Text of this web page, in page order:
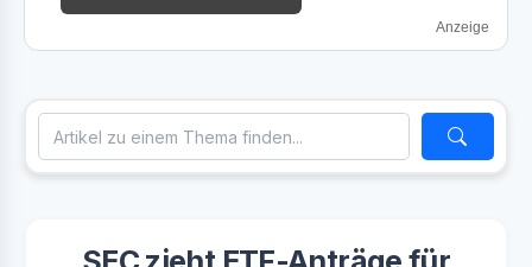
Anzeige